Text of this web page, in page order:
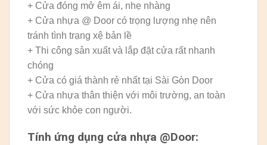
+ Cửa đóng mở êm ái, nhẹ nhàng
+ Cửa nhựa @ Door có trọng lượng nhẹ nên
tránh tình trạng xệ bản lề
+ Thi công sản xuất và lắp đặt cửa rất nhanh
chóng
+ Cửa có giá thành rẻ nhất tại Sài Gòn Door
+ Cửa nhựa thân thiện với môi trường, an toàn
với sức khỏe con người.
Tính ứng dụng cửa nhựa @Door: